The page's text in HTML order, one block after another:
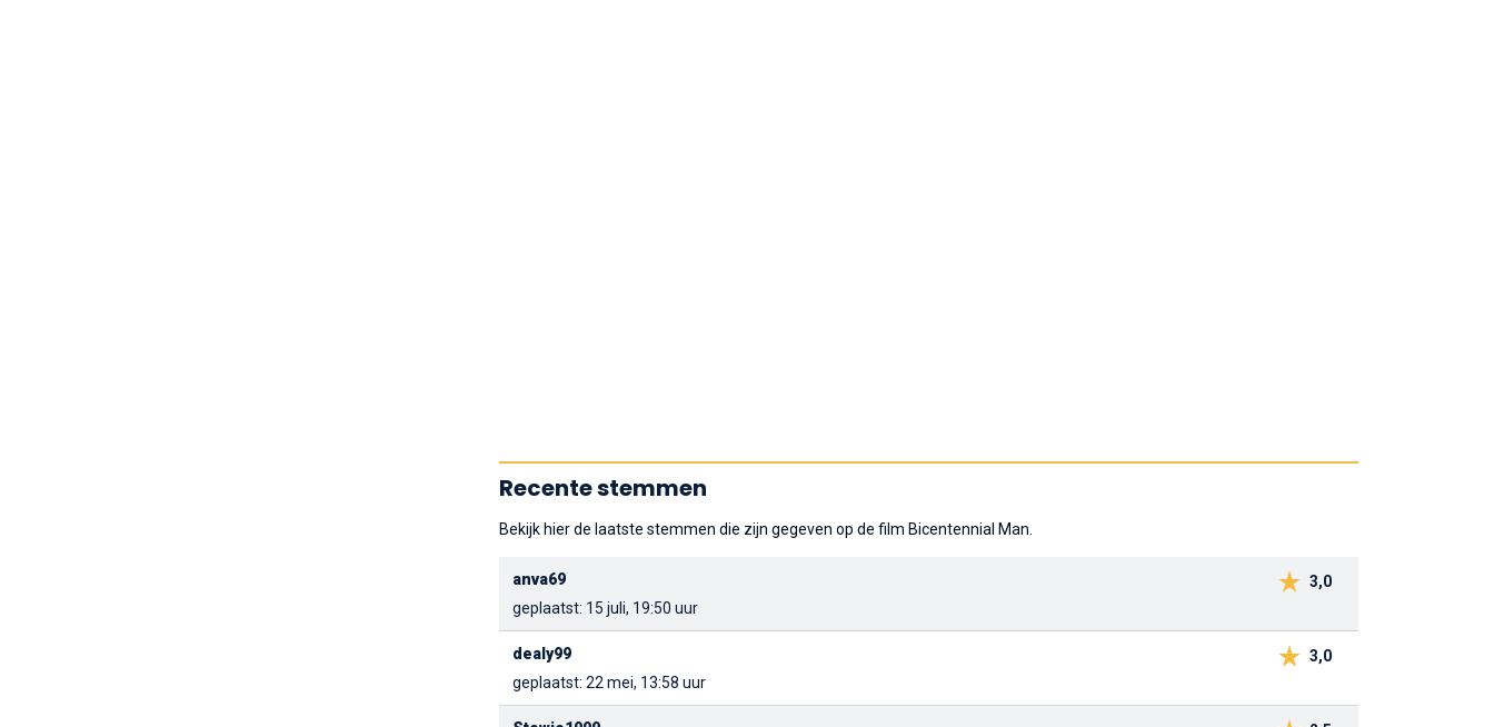
Recente stemmen
Bekijk hier de laatste stemmen die zijn gegeven op de film Bicentennial Man.
3,0
anva69
geplaatst: 15 juli, 19:50 uur
3,0
dealy99
geplaatst: 22 mei, 13:58 uur